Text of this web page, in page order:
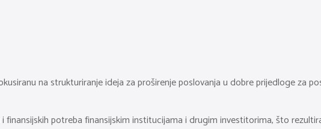
na strukturiranje ideja za proširenje poslovanja u dobre prijedloge za
potreba finansijskim institucijama i drugim investitorima, što